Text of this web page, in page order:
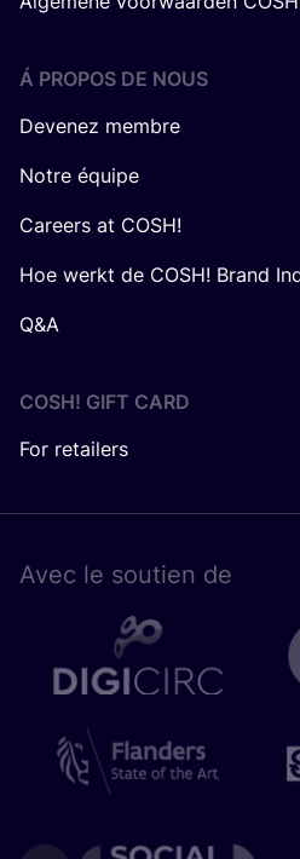
Á PROPOS DE NOUS
Devenez membre
Notre équipe
Careers at COSH!
Hoe werkt de COSH! Brand
Q&A
COSH! GIFT CARD
For retailers
Avec le sou­tien de